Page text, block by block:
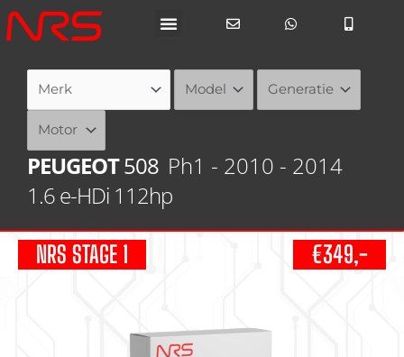
Ga
naar
PEUGEOT508 Ph1 - 2010 - 2014
1.6 e-HDi 112hp
NRS STAGE 1 €349,-